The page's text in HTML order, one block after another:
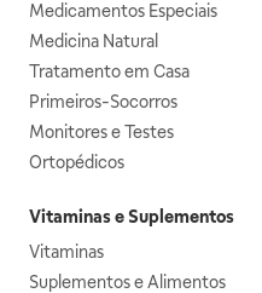
Medicamentos Especiais
Medicina Natural
Tratamento em Casa
Primeiros-Socorros
Monitores e Testes
Ortopédicos
Vitaminas e Suplementos
Vitaminas
Suplementos e Alimentos